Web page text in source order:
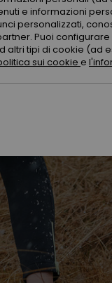
e informazioni
personalizzati,
Puoi
altri tipi di cookie (ad
sui cookie e